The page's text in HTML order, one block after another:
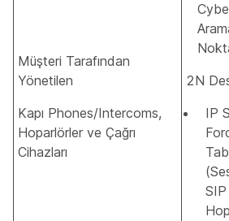
Müşteri Tarafından
Yönetilen
Kapı Phones/Intercoms,
Hoparlörler ve Çağrı
Cihazları
2N
IP